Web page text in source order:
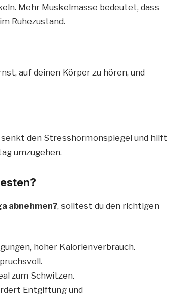
Mehr Muskelmasse bedeutet, dass
Ruhezustand.
auf deinen Körper zu hören, und
den Stresshormonspiegel und hilft
umzugehen.
abnehmen?, solltest du den richtigen
hoher Kalorienverbrauch.
zum Schwitzen.
Entgiftung und